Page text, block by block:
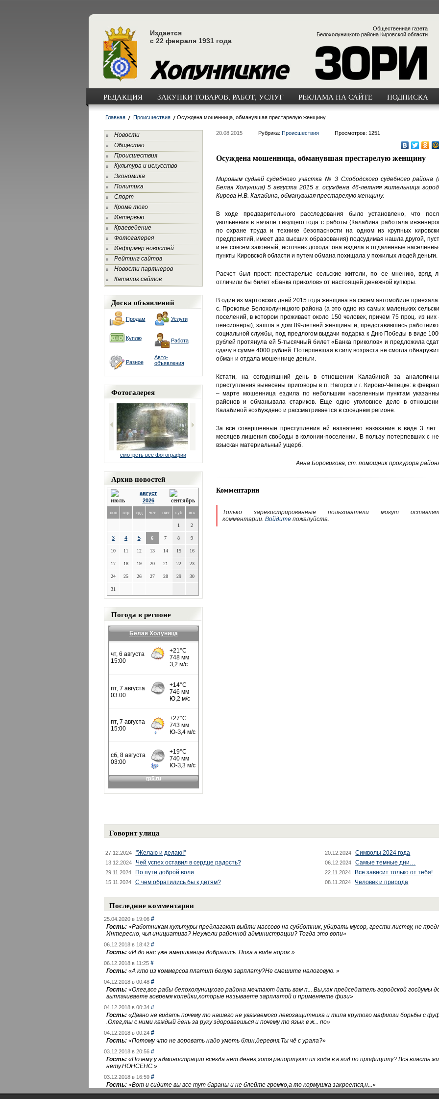
Издается
с 22 февраля 1931 года
Общественная газета
Белохолуницкого района Кировской области
РЕДАКЦИЯ ЗАКУПКИ ТОВАРОВ, РАБОТ, УСЛУГ РЕКЛАМА НА САЙТЕ ПОДПИСКА
Главная Происшествия Осуждена мошенница, обманувшая престарелую женщину
Новости
Общество
Происшествия
Культура и искусство
Экономика
Политика
Спорт
Кроме того
Интервью
Краеведение
Фотогалерея
Информер новостей
Рейтинг сайтов
Новости партнеров
Каталог сайтов
Доска объявлений
Продам Услуги
Куплю Работа
Разное
Авто-
объявления
Фотогалерея
смотреть все фотографии
Архив новостей
август
2026
пон втр срд чет пят суб вск
1 2
3 4 5 6 7 8 9
10 11 12 13 14 15 16
17 18 19 20 21 22 23
24 25 26 27 28 29 30
31
Погода в регионе
Белая Холуница
20.08.2015 Рубрика: Происшествия Просмотров: 1251
Осуждена мошенница, обманувшая престарелую женщину
Мировым судьей судебного участка № 3 Слободского судебного района
Белая Холуница) 5 августа 2015 г. осуждена 46-летняя жительница
Кирова Н.В. Калабина, обманувшая престарелую женщину.
В ходе предварительного расследования было установлено, что
увольнения в начале текущего года с работы (Калабина работала
по охране труда и технике безопасности на одном из крупных
предприятий, имеет два высших образования) подсудимая нашла другой,
и не совсем законный, источник дохода: она ездила в отдаленные
пункты Кировской области и путем обмана похищала у пожилых людей деньги.
Расчет был прост: престарелые сельские жители, по ее мнению, вряд
отличили бы билет «Банка приколов» от настоящей денежной купюры.
В один из мартовских дней 2015 года женщина на своем автомобиле приехала
с. Прокопье Белохолуницкого района (а это одно из самых маленьких
поселений, в котором проживает около 150 человек, причем 75 проц. из них
пенсионеры), зашла в дом 89-летней женщины и, представившись
социальной службы, под предлогом выдачи подарка к Дню Победы в виде
рублей протянула ей 5-тысячный билет «Банка приколов» и предложила
сдачу в сумме 4000 рублей. Потерпевшая в силу возраста не смогла
обман и отдала мошеннице деньги.
Кстати, на сегодняшний день в отношении Калабиной за
преступления вынесены приговоры в п. Нагорск и г. Кирово-Чепецке: в
– марте мошенница ездила по небольшим населенным пунктам
районов и обманывала стариков. Еще одно уголовное дело в
Калабиной возбуждено и рассматривается в соседнем регионе.
За все совершенные преступления ей назначено наказание в виде 3 лет
месяцев лишения свободы в колонии-поселении. В пользу потерпевших с
взыскан материальный ущерб.
Анна Боровикова, ст. помощник прокурора
Комментарии
Только зарегистрированные пользователи могут
комментарии. Войдитепожалуйста.
Говорит улица
27.12.2024 "Желаю и делаю!" 20.12.2024 Символы 2024 года
13.12.2024 Чей успех оставил в сердце радость? 06.12.2024 Самые темные дни…
29.11.2024 По пути доброй воли 22.11.2024 Все зависит только от тебя!
15.11.2024 С чем обратились бы к детям? 08.11.2024 Человек и природа
Последние комментарии
25.04.2020 в 19:06 #
Гость: «Работникам культуры предлагают выйти массово на субботник, убирать мусор, грести листву, не
Интересно, чья инициатива? Неужели районной администрации? Тогда это вопи»
06.12.2018 в 18:42 #
Гость: «И до нас уже американцы добрались. Пока в виде норок.»
06.12.2018 в 11:25 #
Гость: «А кто из коммерсов платит белую зарплату?Не смешите налоговую. »
04.12.2018 в 00:48 #
Гость: «Олег,все рабы белохолуницкого района мечтают дать вам п... Вы,как председатель городской госдумы
выплачиваете вовремя копейки,которые называете зарплатой и применяете физи»
04.12.2018 в 00:34 #
Гость: «Давно не видать почему то нашего не уважаемого левозащитника и типа крутого мафиози борьбы с
.Олег,ты с ними каждый день за руку здороваешься и почему то язык в ж... по»
04.12.2018 в 00:24 #
Гость: «Потому что не воровать надо уметь блин,деревня.Ты чё с урала?»
03.12.2018 в 20:56 #
Гость: «Почему у администрации всегда нет денег,хотя рапортуют из года в в год по профициту? Вся власть
нету.НОНСЕНС.»
03.12.2018 в 16:59 #
Гость: «Вот и сидите вы все тут бараны и не блейте громко,а то кормушка закроется,н...»